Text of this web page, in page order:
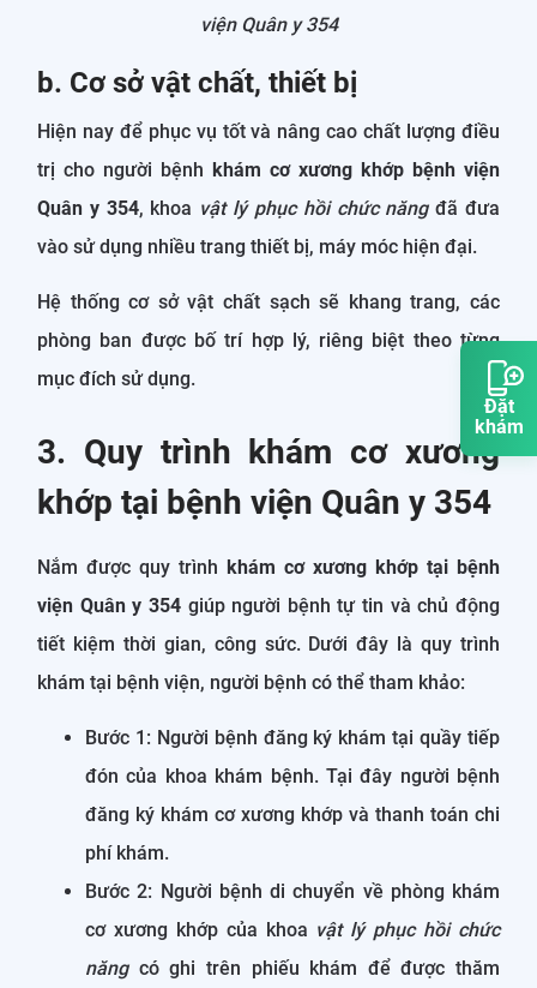
Đặt
khám
viện Quân y 354
b. Cơ sở vật chất, thiết bị
Hiện nay để phục vụ tốt và nâng cao chất lượng điều
trị cho người bệnh khám cơ xương khớp bệnh viện
Quân y 354, khoa vật lý phục hồi chức năngđã đưa
vào sử dụng nhiều trang thiết bị, máy móc hiện đại.
Hệ thống cơ sở vật chất sạch sẽ khang trang, các
phòng ban được bố trí hợp lý, riêng biệt theo từng
mục đích sử dụng.
3. Quy trình khám cơ xương
khớp tại bệnh viện Quân y 354
Nắm được quy trình khám cơ xương khớp tại bệnh
viện Quân y 354giúp người bệnh tự tin và chủ động
tiết kiệm thời gian, công sức. Dưới đây là quy trình
khám tại bệnh viện, người bệnh có thể tham khảo:
Bước 1: Người bệnh đăng ký khám tại quầy tiếp
đón của khoa khám bệnh. Tại đây người bệnh
đăng ký khám cơ xương khớp và thanh toán chi
phí khám.
Bước 2: Người bệnh di chuyển về phòng khám
cơ xương khớp của khoa vật lý phục hồi chức
năng có ghi trên phiếu khám để được thăm